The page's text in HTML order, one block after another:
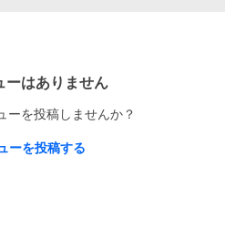
ーはありません
ーを投稿しませんか？
ーを投稿する